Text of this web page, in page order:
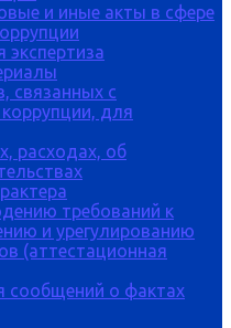
и иные акты в сфере
экспертиза
связанных с
для
расходах, об
требований к
и урегулированию
(аттестационная
сообщений о фактах